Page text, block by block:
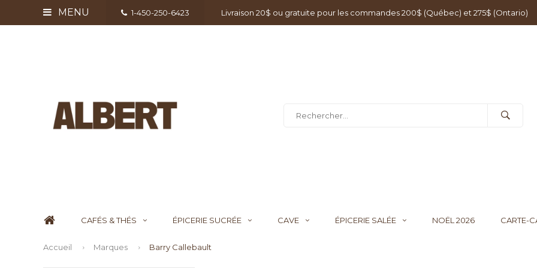
MENU 1-450-250-6423 Livraison 20$ ou gratuite pour les commandes 200$ (Québec) et 275$ (Ontario)
CAFÉS & THÉS ÉPICERIE SUCRÉE CAVE ÉPICERIE SALÉE NOËL 2026 CARTE-
Accueil Marques Barry Callebault